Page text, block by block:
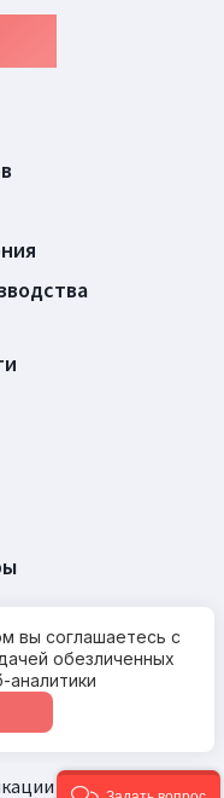
«Sertfood»
вы соглашаетесь с
обезличенных